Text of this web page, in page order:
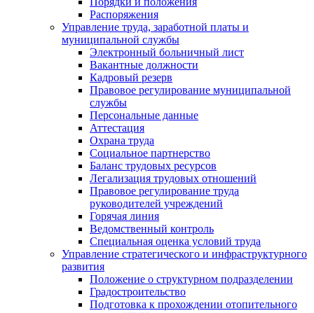
Распоряжения
Управление труда, заработной платы и
муниципальной службы
Электронный больничный лист
Вакантные должности
Кадровый резерв
Правовое регулирование муниципальной
службы
Персональные данные
Аттестация
Охрана труда
Социальное партнерство
Баланс трудовых ресурсов
Легализация трудовых отношений
Правовое регулирование труда
руководителей учреждений
Горячая линия
Ведомственный контроль
Специальная оценка условий труда
Управление стратегического и инфраструктурного
развития
Положение о структурном подразделении
Градостроительство
Подготовка к прохождении отопительного